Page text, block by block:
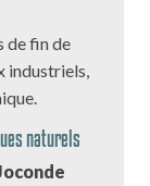
de fin de
industriels,
naturels